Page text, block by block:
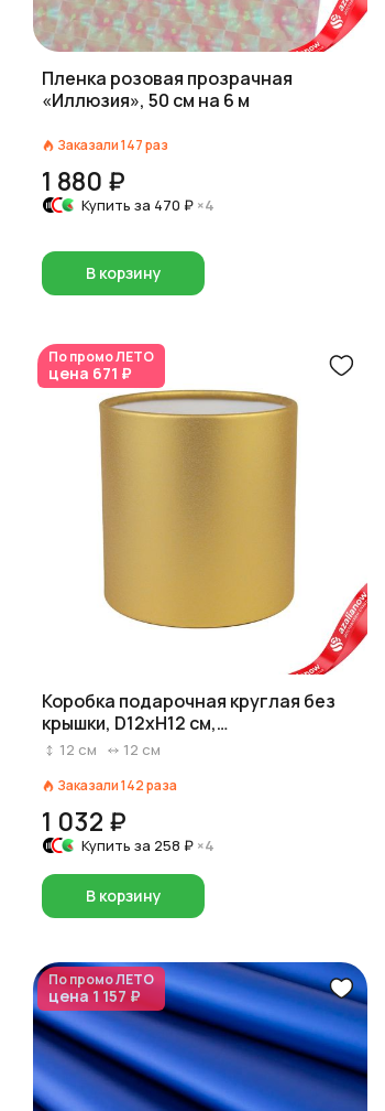
Пленка розовая прозрачная
«Иллюзия», 50 см на 6 м
Заказали147раз
1 880 ₽
Купить за 470 ₽ ×4
В корзину
По промоЛЕТО
цена 671 ₽
Коробка подарочная круглая без
крышки, D12xH12 см,
перламутровый золотой
12 см 12 см
Заказали142раза
1 032 ₽
Купить за 258 ₽ ×4
В корзину
По промоЛЕТО
цена 1 157 ₽